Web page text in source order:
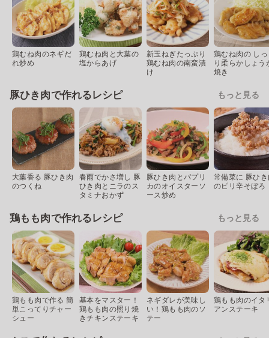
鶏むね肉のネギだ
れ炒め
鶏むね肉と大葉の
塩からあげ
新玉ねぎたっぷり
鶏むね肉の南蛮漬
け
鶏むね肉の し
り柔らかしょう
焼き
豚ひき肉で作れるレシピ もっと見る
大葉香る 豚ひき肉
のつくね
春雨でかさ増し 豚
ひき肉とニラのス
タミナおかず
豚ひき肉とパプリ
カのオイスターソ
ース炒め
常備菜に 豚ひ
のピリ辛そぼろ
鶏もも肉で作れるレシピ もっと見る
鶏もも肉で作る 簡
単こってりチャー
シュー
基本をマスター！
鶏もも肉の照り焼
きチキンステーキ
ネギダレが美味し
い！鶏もも肉のソ
テー
鶏もも肉のイタ
アンステーキ